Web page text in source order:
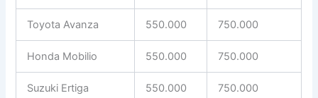
Toyota Avanza 550.000 750.000
Honda Mobilio 550.000 750.000
Suzuki Ertiga 550.000 750.000